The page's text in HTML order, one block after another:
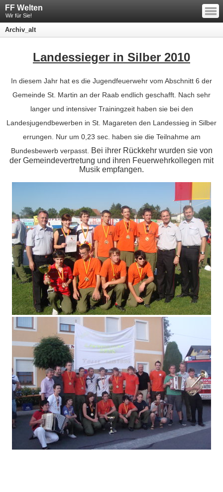
FF Welten
Wir für Sie!
—
—
—
Archiv_alt
Landessieger in Silber 2010
In diesem Jahr hat es die Jugendfeuerwehr vom Abschnitt 6 der
Gemeinde St. Martin an der Raab endlich geschafft. Nach sehr
langer und intensiver Trainingzeit haben sie bei den
Landesjugendbewerben in St. Magareten den Landessieg in Silber
errungen. Nur um 0,23 sec. haben sie die Teilnahme am
Bundesbewerb verpasst.
Bei ihrer Rückkehr wurden sie von
der Gemeindevertretung und ihren Feuerwehrkollegen mit
Musik empfangen.